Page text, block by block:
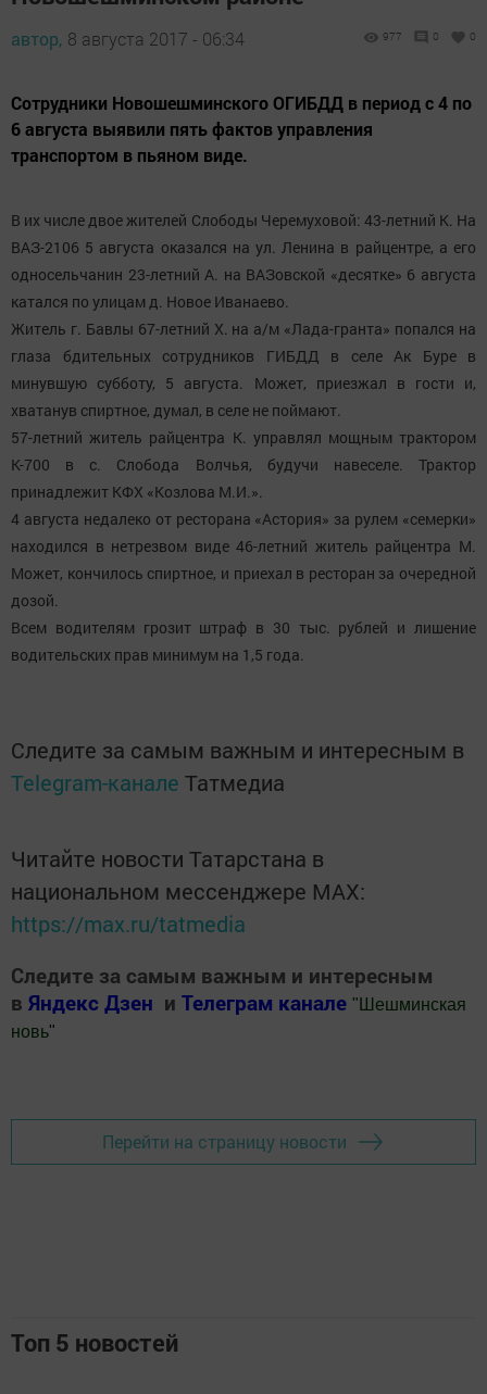
автор, 8 августа 2017 - 06:34 977 0 0
Сотрудники Новошешминского ОГИБДД в период с 4 по
6 августа выявили пять фактов управления
транспортом в пьяном виде.
В их числе двое жителей Слободы Черемуховой: 43-летний К. На
ВАЗ-2106 5 августа оказался на ул. Ленина в райцентре, а его
односельчанин 23-летний А. на ВАЗовской «десятке» 6 августа
катался по улицам д. Новое Иванаево.
Житель г. Бавлы 67-летний Х. на а/м «Лада-гранта» попался на
глаза бдительных сотрудников ГИБДД в селе Ак Буре в
минувшую субботу, 5 августа. Может, приезжал в гости и,
хватанув спиртное, думал, в селе не поймают.
57-летний житель райцентра К. управлял мощным трактором
К-700 в с. Слобода Волчья, будучи навеселе. Трактор
принадлежит КФХ «Козлова М.И.».
4 августа недалеко от ресторана «Астория» за рулем «семерки»
находился в нетрезвом виде 46-летний житель райцентра М.
Может, кончилось спиртное, и приехал в ресторан за очередной
дозой.
Всем водителям грозит штраф в 30 тыс. рублей и лишение
водительских прав минимум на 1,5 года.
Следите за самым важным и интересным в
Telegram-канале Татмедиа
Читайте новости Татарстана в
национальном мессенджере MАХ:
https://max.ru/tatmedia
Следите за самым важным и интересным
в Яндекс Дзен и Телеграм канале " Шешминская
новь"
Перейти на страницу новости
Топ 5 новостей